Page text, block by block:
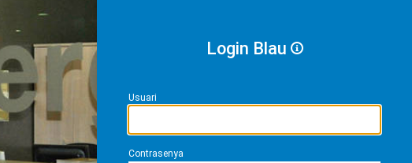
Login Blau
Usuari
Contrasenya